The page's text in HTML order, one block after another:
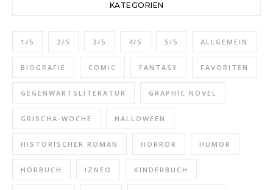
KATEGORIEN
1/5 2/5 3/5 4/5 5/5 ALLGEMEIN
BIOGRAFIE COMIC FANTASY FAVORITEN
GEGENWARTSLITERATUR GRAPHIC NOVEL
GRISCHA-WOCHE HALLOWEEN
HISTORISCHER ROMAN HORROR HUMOR
HÖRBUCH IZNEO KINDERBUCH